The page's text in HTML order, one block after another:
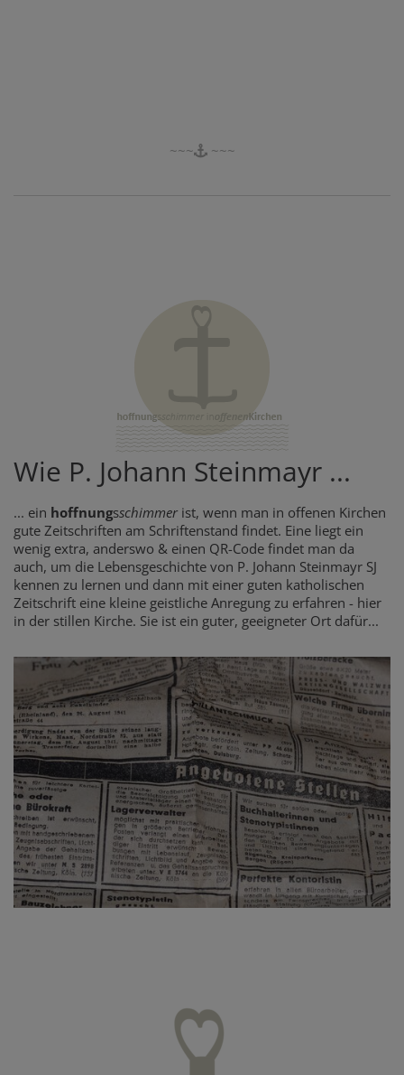
~~~ ~~~
Wie P. Johann Steinmayr ...
... ein hoffnungsschimmerist, wenn man in offenen Kirchen
gute Zeitschriften am Schriftenstand findet. Eine liegt ein
wenig extra, anderswo & einen QR-Code findet man da
auch, um die Lebensgeschichte von P. Johann Steinmayr SJ
kennen zu lernen und dann mit einer guten katholischen
Zeitschrift eine kleine geistliche Anregung zu erfahren - hier
in der stillen Kirche. Sie ist ein guter, geeigneter Ort dafür...